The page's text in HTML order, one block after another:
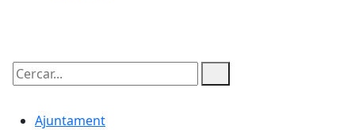
Cercar:
Ajuntament